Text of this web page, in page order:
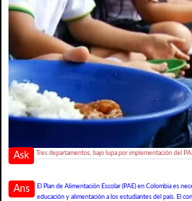
Ask Tres departamentos, bajo lupa por implementación del
Ans
El Plan de Alimentación Escolar (PAE) en Colombia es
educación y alimentación a los estudiantes del país. El